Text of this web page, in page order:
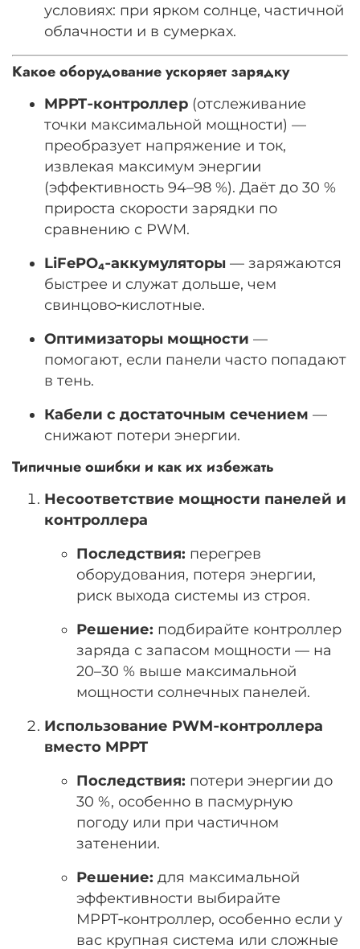
условиях: при ярком солнце, частичной
облачности и в сумерках.
Какое оборудование ускоряет зарядку
MPPT‑контроллер (отслеживание
точки максимальной мощности) —
преобразует напряжение и ток,
извлекая максимум энергии
(эффективность 94–98 %). Даёт до 30 %
прироста скорости зарядки по
сравнению с PWM.
LiFePO₄‑аккумуляторы — заряжаются
быстрее и служат дольше, чем
свинцово‑кислотные.
Оптимизаторы мощности —
помогают, если панели часто попадают
в тень.
Кабели с достаточным сечением —
снижают потери энергии.
Типичные ошибки и как их избежать
Несоответствие мощности панелей и
контроллера
Последствия: перегрев
оборудования, потеря энергии,
риск выхода системы из строя.
Решение: подбирайте контроллер
заряда с запасом мощности — на
20–30 % выше максимальной
мощности солнечных панелей.
Использование PWM‑контроллера
вместо MPPT
Последствия: потери энергии до
30 %, особенно в пасмурную
погоду или при частичном
затенении.
Решение: для максимальной
эффективности выбирайте
MPPT‑контроллер, особенно если у
вас крупная система или сложные